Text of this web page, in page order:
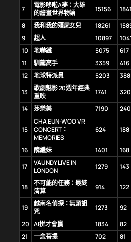
7
電影哆啦A夢：大雄
的繪畫世界物語
15156 1841
8
我和我的殭屍女兒 18261
9
超人 10897
10
地嚇鐵 5075 617
11
馴龍高手 3359 416
12
地球特派員 5203 388
13
歌劇魅影 20週年經典
重映
1741 320
14
莎樂美 7190 240
15
CHA EUN-WOO VR
CONCERT：
MEMORIES
624 188
16 醜繼妹 1401 168
17
VAUNDY LIVE IN
LONDON
1279 143
18
不可能的任務：最終
清算
914 122
19
越南名偵探：無頭詛
咒
1273 92
20 AI拼才會贏 1834 82
21
一念菩提 702 81